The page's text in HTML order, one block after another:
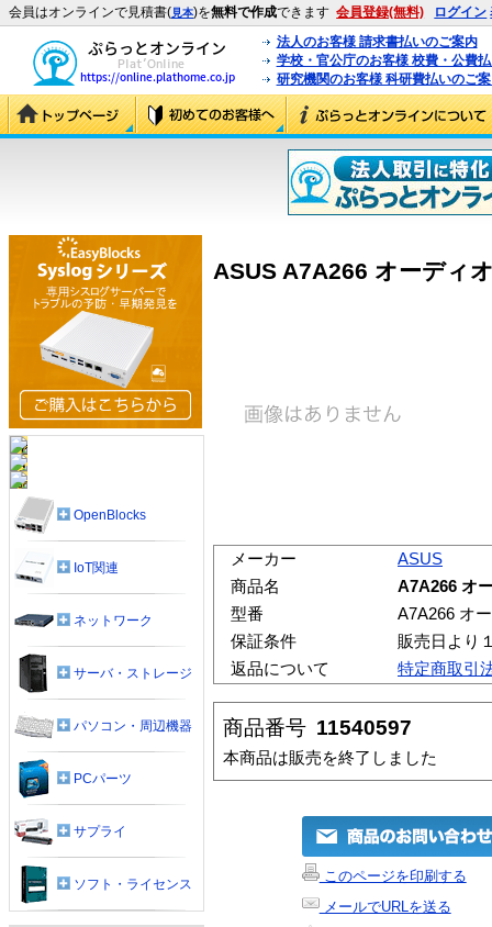
会員はオンラインで見積書(見本)を無料で作成できます 会員登録(無料) ログイン
法人のお客様 請求書払いのご案内
学校・官公庁のお客様 校費・公費
研究機関のお客様 科研費払いのご
ASUS A7A266 オーディ
メーカー
ASUS
商品名
A7A266 オ
型番
A7A266 オ
保証条件
販売日より
返品について
特定商取引
商品番号 11540597
本商品は販売を終了しました
このページを印刷する
メールでURLを送る
OpenBlocks
IoT関連
ネットワーク
サーバ・ストレージ
パソコン・周辺機器
PCパーツ
サプライ
ソフト・ライセンス